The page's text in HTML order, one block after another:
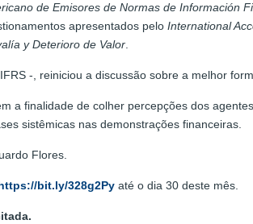
de Emisores de Normas de Información
apresentados pelo International
y Deterioro de Valor.
-, reiniciou a discussão sobre a melhor
a finalidade de colher percepções dos
sistêmicas nas demonstrações financeiras.
Flores.
bit.ly/328g2Py até o dia 30 deste mês.